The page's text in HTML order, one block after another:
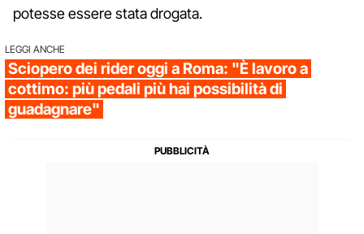
potesse essere stata drogata.
LEGGI ANCHE
Sciopero dei rider oggi a Roma: "È lavoro a
cottimo: più pedali più hai possibilità di
guadagnare"